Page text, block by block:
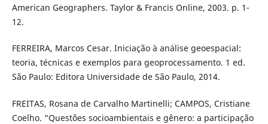
American Geographers. Taylor & Francis Online, 2003. p. 1-
12.
FERREIRA, Marcos Cesar. Iniciação à análise geoespacial:
teoria, técnicas e exemplos para geoprocessamento. 1 ed.
São Paulo: Editora Universidade de São Paulo, 2014.
FREITAS, Rosana de Carvalho Martinelli; CAMPOS, Cristiane
Coelho. “Questões socioambientais e gênero: a participação